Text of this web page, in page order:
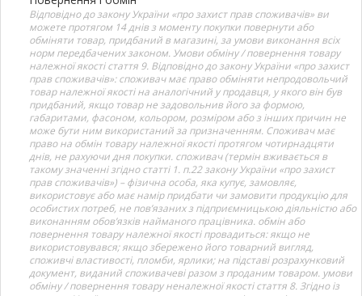
Відповідно до закону України «про захист прав споживачів» ви
можете протягом 14 днів з моменту покупки повернути або
обміняти товар, придбаний в магазині, за умови виконання всіх
норм передбачених законом. Умови обміну / повернення товару
належної якості стаття 9. Відповідно до закону України «про захист
прав споживачів»: споживач має право обміняти непродовольчий
товар належної якості на аналогічний у продавця, у якого він був
придбаний, якщо товар не задовольнив його за формою,
габаритами, фасоном, кольором, розміром або з інших причин не
може бути ним використаний за призначенням. Споживач має
право на обмін товару належної якості протягом чотирнадцяти
днів, не рахуючи дня покупки. споживач (термін вживається в
такому значенні згідно статті 1. п.22 закону України «про захист
прав споживачів») – фізична особа, яка купує, замовляє,
використовує або має намір придбати чи замовити продукцію для
особистих потреб, не пов’язаних з підприємницькою діяльністю або
виконанням обов’язків найманого працівника. обмін або
повернення товару належної якості провадиться: якщо не
використовувався; якщо збережено його товарний вигляд,
споживчі властивості, пломби, ярлики; на підставі розрахунковий
документ, виданий споживачеві разом з проданим товаром. умови
обміну / повернення товару неналежної якості стаття 8. Згідно із